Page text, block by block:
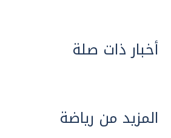
أخبار ذات صلة
المزيد من رياضة